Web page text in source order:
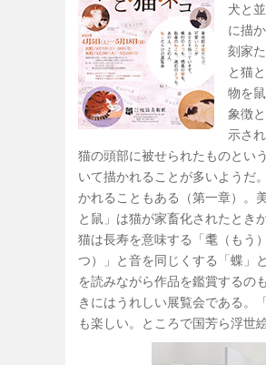
犬と
に描
刻家
と猫
物を
象徴
示さ
猫の頭部に被せられたものとい
いて描かれることが多いようだ
かれることもある（第一章）。
と鼠」は猫が家畜化されたとき
猫は長寿を意味する「耄（もう
つ）」と音を同じくする「蝶」
を読みながら作品を鑑賞するの
きにはうれしい展覧会である。
も楽しい。ところで国芳ら浮世